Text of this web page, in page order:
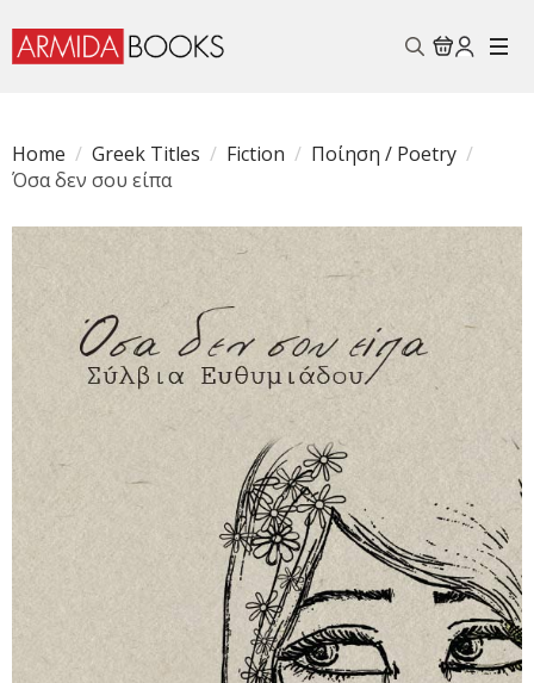
Home
Greek Titles Fiction
Ποίηση / Poetry
Όσα δεν σου είπα